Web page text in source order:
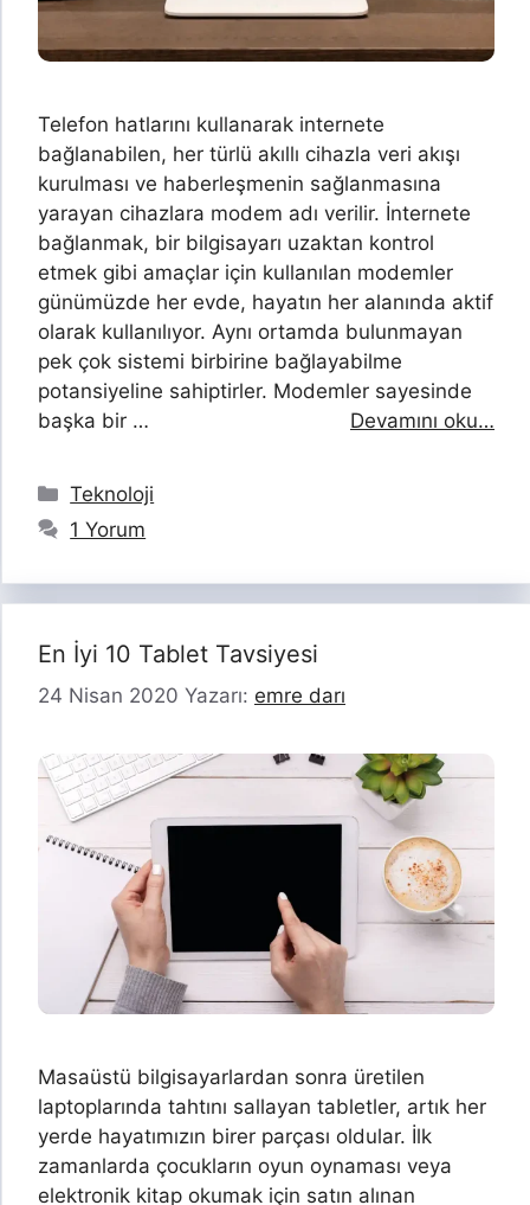
Telefon hatlarını kullanarak internete
bağlanabilen, her türlü akıllı cihazla veri akışı
kurulması ve haberleşmenin sağlanmasına
yarayan cihazlara modem adı verilir. İnternete
bağlanmak, bir bilgisayarı uzaktan kontrol
etmek gibi amaçlar için kullanılan modemler
günümüzde her evde, hayatın her alanında aktif
olarak kullanılıyor. Aynı ortamda bulunmayan
pek çok sistemi birbirine bağlayabilme
potansiyeline sahiptirler. Modemler sayesinde
başka bir …
Devamını oku…
Kategoriler
Teknoloji
1 Yorum
En İyi 10 Tablet Tavsiyesi
24 Nisan 2020 Yazarı: emre darı
Masaüstü bilgisayarlardan sonra üretilen
laptoplarında tahtını sallayan tabletler, artık her
yerde hayatımızın birer parçası oldular. İlk
zamanlarda çocukların oyun oynaması veya
elektronik kitap okumak için satın alınan